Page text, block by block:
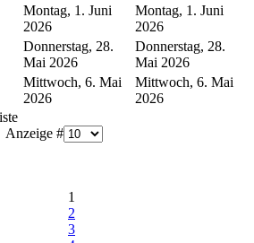
Montag, 1. Juni
2026
Montag, 1. Juni
2026
Donnerstag, 28.
Mai 2026
Donnerstag, 28.
Mai 2026
Mittwoch, 6. Mai
2026
Mittwoch, 6. Mai
2026
Anzeige #
1
2
3